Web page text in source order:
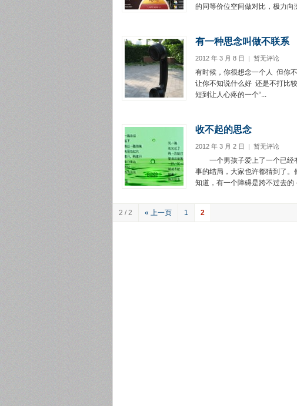
的同等价位空间做对比，极力向
有一种思念叫做不联系
2012 年 3 月 8 日 | 暂无评论
有时候，你很想念一个人 ­ 但你
让你不知说什么好 ­ 还是不打比
短到让人心疼的一个“...
收不起的思念
2012 年 3 月 2 日 | 暂无评论
一个男孩子爱上了一个已经
事的结局，大家也许都猜到了
知道，有一个障碍是跨不过去
2 / 2 « 上一页 1 2